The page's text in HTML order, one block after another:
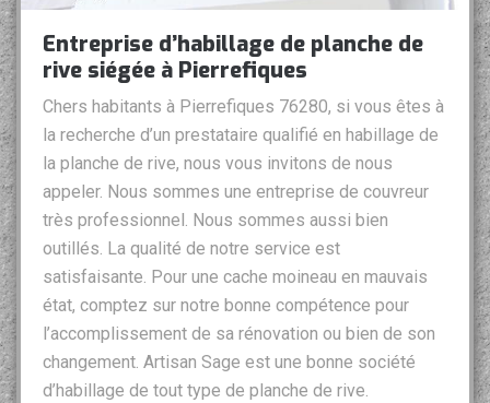
Entreprise d’habillage de planche de
rive siégée à Pierrefiques
Chers habitants à Pierrefiques 76280, si vous êtes à
la recherche d’un prestataire qualifié en habillage de
la planche de rive, nous vous invitons de nous
appeler. Nous sommes une entreprise de couvreur
très professionnel. Nous sommes aussi bien
outillés. La qualité de notre service est
satisfaisante. Pour une cache moineau en mauvais
état, comptez sur notre bonne compétence pour
l’accomplissement de sa rénovation ou bien de son
changement. Artisan Sage est une bonne société
d’habillage de tout type de planche de rive.